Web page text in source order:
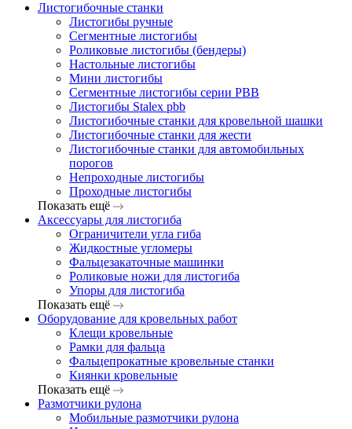
Листогибочные станки
Листогибы ручные
Сегментные листогибы
Роликовые листогибы (бендеры)
Настольные листогибы
Мини листогибы
Сегментные листогибы серии PBB
Листогибы Stalex pbb
Листогибочные станки для кровельной шашки
Листогибочные станки для жести
Листогибочные станки для автомобильных
порогов
Непроходные листогибы
Проходные листогибы
Показать ещё
Аксессуары для листогиба
Ограничители угла гиба
Жидкостные угломеры
Фальцезакаточные машинки
Роликовые ножи для листогиба
Упоры для листогиба
Показать ещё
Оборудование для кровельных работ
Клещи кровельные
Рамки для фальца
Фальцепрокатные кровельные станки
Киянки кровельные
Показать ещё
Размотчики рулона
Мобильные размотчики рулона